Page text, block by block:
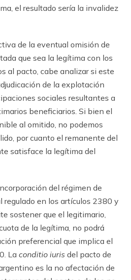
el resultado sería la invalidez
de la eventual omisión de
que sea la legítima con los
al pacto, cabe analizar si este
de la explotación
sociales resultantes a
beneficiarios. Si bien el
al omitido, no podemos
por cuanto el remanente del
satisface la legítima del
del régimen de
regulado en los ar­tícu­los 2380 y
sostener que el legitimario,
de la legítima, no podrá
preferencial que implica el
Laconditio iuris del pacto de
es la no afectación de